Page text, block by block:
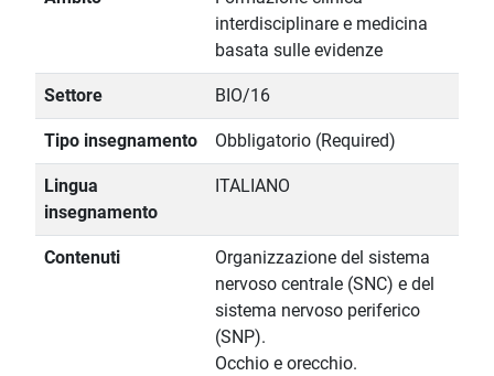
interdisciplinare e medicina
basata sulle evidenze
Settore BIO/16
Tipo insegnamento Obbligatorio (Required)
Lingua
insegnamento
ITALIANO
Contenuti
Organizzazione del sistema
nervoso centrale (SNC) e del
sistema nervoso periferico
(SNP).
Occhio e orecchio.